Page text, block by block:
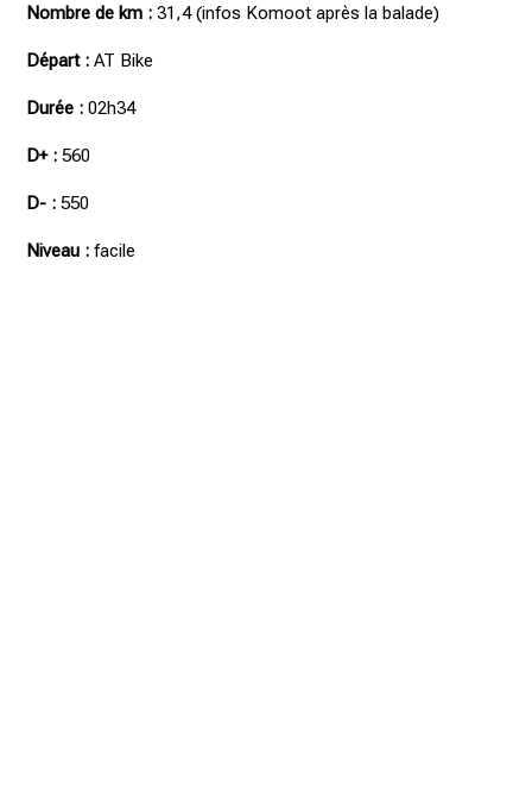
Nombre de km : 31,4 (infos Komoot après la balade)
Départ : AT Bike
Durée : 02h34
D+ : 560
D- : 550
Niveau : facile